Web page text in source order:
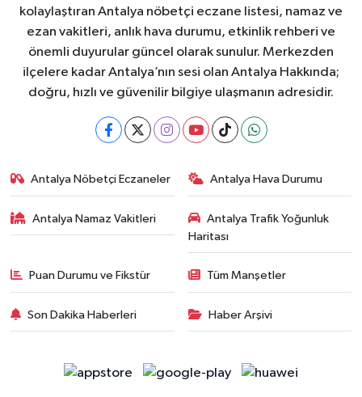
kolaylaştıran Antalya nöbetçi eczane listesi, namaz ve
ezan vakitleri, anlık hava durumu, etkinlik rehberi ve
önemli duyurular güncel olarak sunulur. Merkezden
ilçelere kadar Antalya’nın sesi olan Antalya Hakkında;
doğru, hızlı ve güvenilir bilgiye ulaşmanın adresidir.
Antalya Nöbetçi Eczaneler Antalya Hava Durumu
Antalya Namaz Vakitleri
Antalya Trafik Yoğunluk
Haritası
Puan Durumu ve Fikstür Tüm Manşetler
Son Dakika Haberleri Haber Arşivi